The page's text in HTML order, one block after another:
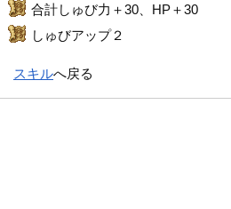
合計しゅび力＋30、HP＋30
しゅびアップ２
スキルへ戻る